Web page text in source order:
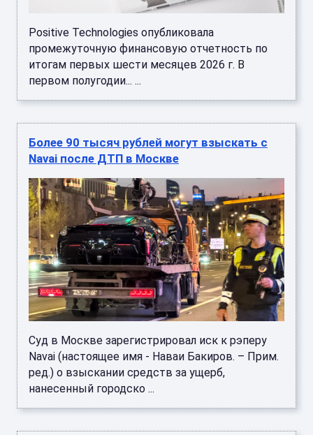
Positive Technologies опубликовала
промежуточную финансовую отчетность по
итогам первых шести месяцев 2026 г. В
первом полугодии... ...
Более 90 тысяч рублей могут взыскать с
Navai после ДТП в Москве
Суд в Москве зарегистрировал иск к рэперу
Navai (настоящее имя - Наваи Бакиров. – Прим.
ред.) о взыскании средств за ущерб,
нанесенный городско ...